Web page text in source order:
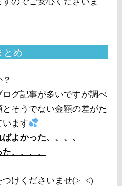
とめ
グ記事が多いですが調べ
そうでない金額の差がた
います
よかった、、、、
、、、、
けくださいませ(>_<)